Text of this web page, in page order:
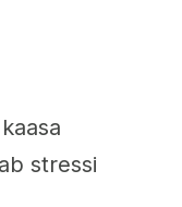
stressi